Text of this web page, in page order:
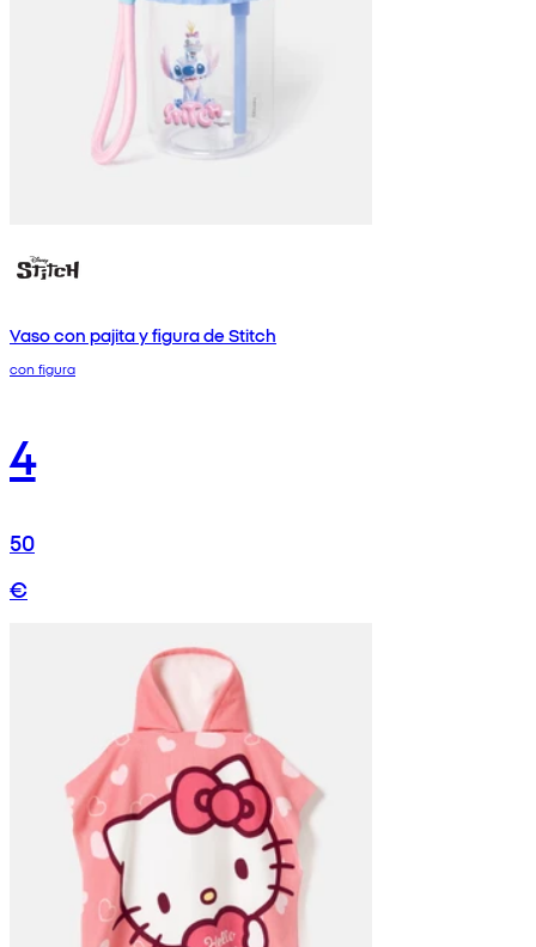
Vaso con pajita y figura de Stitch
con figura
4
50
€